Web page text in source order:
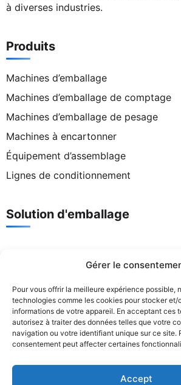
Gérer le
Pour vous offrir la meilleure expérience possible,
technologies comme les cookies pour stocker et/
informations de votre appareil. En acceptant ces
autorisez à traiter des données telles que votre
navigation ou votre identifiant unique sur ce site.
consentement peut affecter certaines
Accept
à diverses industries.
Produits
Machines d’emballage
Machines d’emballage de comptage
Machines d’emballage de pesage
Machines à encartonner
Équipement d’assemblage
Lignes de conditionnement
Solution d'emballage
Tél. :+86 186 8821 9848
Courriel :support@senyopack.com
Horaires d’ouverture : Пн-Сб 08:00-
Adresse : n° 16, rue Zhongxin, zone
Yanbu Nanjing, ville de Dali, district
Foshan, province du Guangdong